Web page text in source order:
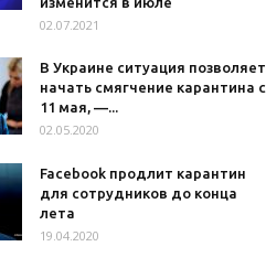
02.07.2021
В Украине ситуация позволяет
начать смягчение карантина с
11 мая, —...
02.05.2020
Facebook продлит карантин
для сотрудников до конца
лета
19.04.2020